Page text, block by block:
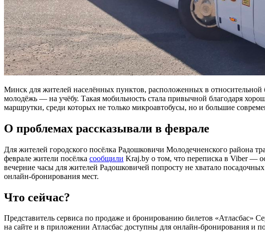
Минск для жителей населённых пунктов, расположенных в
молодёжь — на учёбу. Такая мобильность стала привычной благодаря
маршрутки, среди которых не только микроавтобусы, но и большие
О проблемах рассказывали в феврале
Для жителей городского посёлка Радошковичи Молодечненского района
феврале жители посёлка сообщили Kraj.by о том, что переписка в Viber —
вечерние часы для жителей Радошковичей попросту не хватало
онлайн-бронирования мест.
Что сейчас?
Представитель сервиса по продаже и бронированию билетов
на сайте и в приложении Атласбас доступны для онлайн-бронирования и